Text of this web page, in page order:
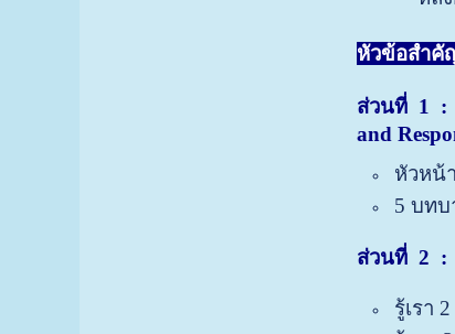
หัวข้อสำคั
ส่วนที่ 1 :
and
หัวหน้
5 บทบ
ส่วนที่ 2 :
รู้เรา